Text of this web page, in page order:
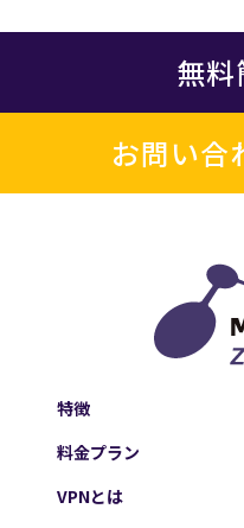
無
お問い合
特徴
料金プラン
VPNとは